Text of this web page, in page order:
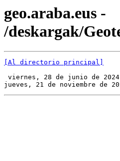
geo.araba.eus -
/deskargak/
[Al directorio principal]
viernes, 28 de junio de
jueves, 21 de noviembre